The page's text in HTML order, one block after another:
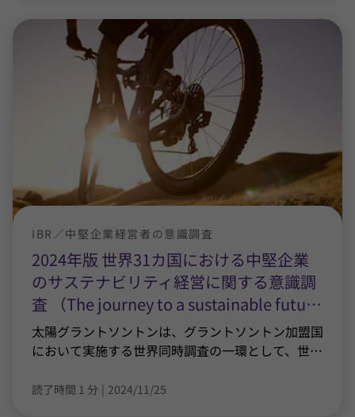
2024年版 世界31カ国における中堅企業
のサステナビリティ経営に関する意識調
査 （The journey to a sustainable futu…
IBR／中堅企業経営者の意識調査
太陽グラントソントンは、グラントソントン加盟国
において実施する世界同時調査の一環として、世…
読了時間 1 分 | 2024/11/25